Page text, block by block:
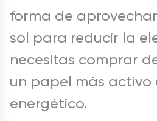
forma de
sol para reducir la
necesitas comprar
un papel más activo
energético.